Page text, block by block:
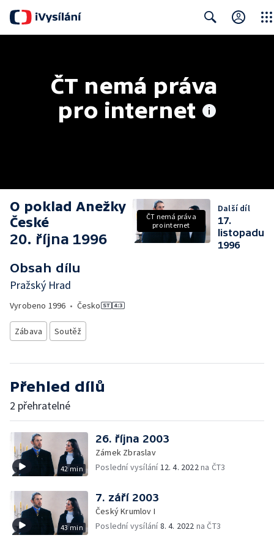
ČT nemá práva
pro internet
O poklad Anežky
České
20. října 1996
Obsah dílu
Pražský Hrad
Vyrobeno 1996 • Česko
Zábava Soutěž
ČT nemá práva
pro internet
Další díl
17.
listopadu
1996
Přehled dílů
2 přehratelné
42 min
26. října 2003
Zámek Zbraslav
Poslední vysílání12. 4. 2022na ČT3
43 min
7. září 2003
Český Krumlov I
Poslední vysílání8. 4. 2022 na ČT3